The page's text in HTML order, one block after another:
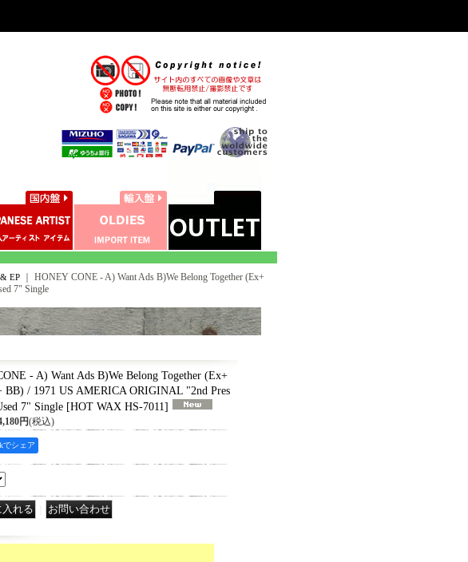
EP
HONEY CONE - A) Want Ads B)We Belong Together (Ex+
7" Single
- A) Want Ads B)We Belong Together (Ex+
BB) / 1971 US AMERICA ORIGINAL "2nd Pres
7" Single [HOT WAX HS-7011]
円(税込)
でシェア